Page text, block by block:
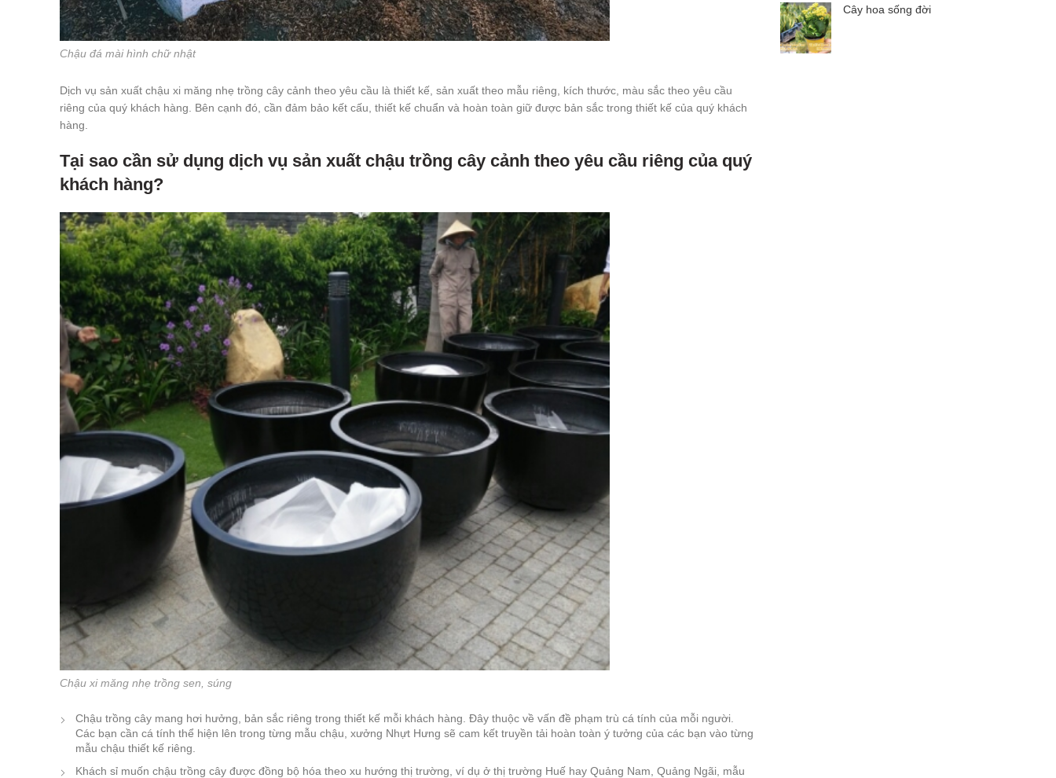
Chậu đá mài hình chữ nhật
Dịch vụ sản xuất chậu xi măng nhẹ trồng cây cảnh theo yêu cầu là thiết kế, sản xuất theo mẫu riêng, kích thước, màu sắc theo yêu cầu
riêng của quý khách hàng. Bên cạnh đó, cần đảm bảo kết cấu, thiết kế chuẩn và hoàn toàn giữ được bản sắc trong thiết kế của quý khách
hàng.
Tại sao cần sử dụng dịch vụ sản xuất chậu trồng cây cảnh theo yêu cầu riêng của quý
khách hàng?
Chậu xi măng nhẹ trồng sen, súng
Chậu trồng cây mang hơi hưởng, bản sắc riêng trong thiết kế mỗi khách hàng. Đây thuộc về vấn đề phạm trù cá tính của mỗi người.
Các bạn cần cá tính thể hiện lên trong từng mẫu chậu, xưởng Nhựt Hưng sẽ cam kết truyền tải hoàn toàn ý tưởng của các bạn vào từng
mẫu chậu thiết kế riêng.
Khách sỉ muốn chậu trồng cây được đồng bộ hóa theo xu hướng thị trường, ví dụ ở thị trường Huế hay Quảng Nam, Quảng Ngãi, mẫu
Cây hoa sống đời